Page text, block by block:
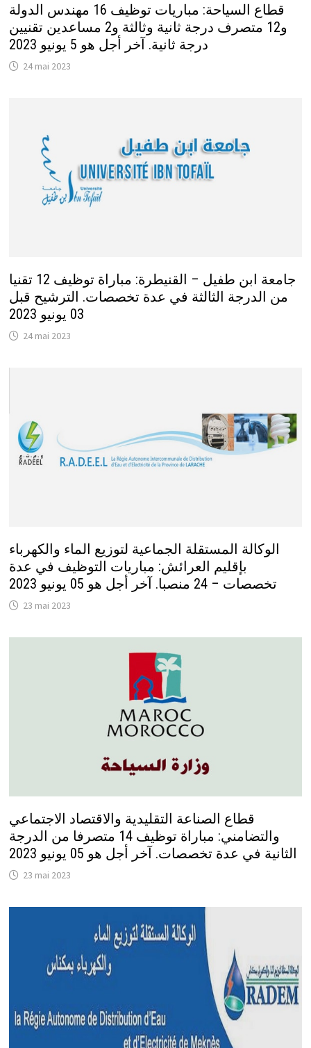
قطاع السياحة: مباريات توظيف 16 مهندس الدولة
و12 متصرف درجة ثانية وثالثة و2 مساعدين تقنيين
درجة ثانية. آخر أجل هو 5 يونيو 2023
24 mai 2023
جامعة ابن طفيل – القنيطرة: مباراة توظيف 12 تقنيا
من الدرجة الثالثة في عدة تخصصات. الترشيح قبل
03 يونيو 2023
24 mai 2023
الوكالة المستقلة الجماعية لتوزيع الماء والكهرباء
بإقليم العرائش: مباريات التوظيف في عدة
تخصصات – 24 منصبا. آخر أجل هو 05 يونيو 2023
23 mai 2023
قطاع الصناعة التقليدية والاقتصاد الاجتماعي
والتضامني: مباراة توظيف 14 متصرفا من الدرجة
الثانية في عدة تخصصات. آخر أجل هو 05 يونيو 2023
23 mai 2023